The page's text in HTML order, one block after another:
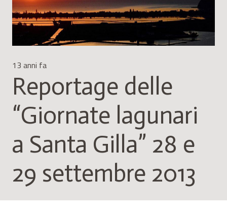
13 anni fa
Reportage delle
“Giornate lagunari
a Santa Gilla” 28 e
29 settembre 2013